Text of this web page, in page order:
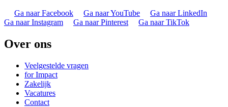
Ga naar Facebook Ga naar YouTube
Ga naar LinkedIn
Ga naar Instagram
Ga naar Pinterest Ga naar TikTok
Over ons
Veelgestelde vragen
for Impact
Zakelijk
Vacatures
Contact